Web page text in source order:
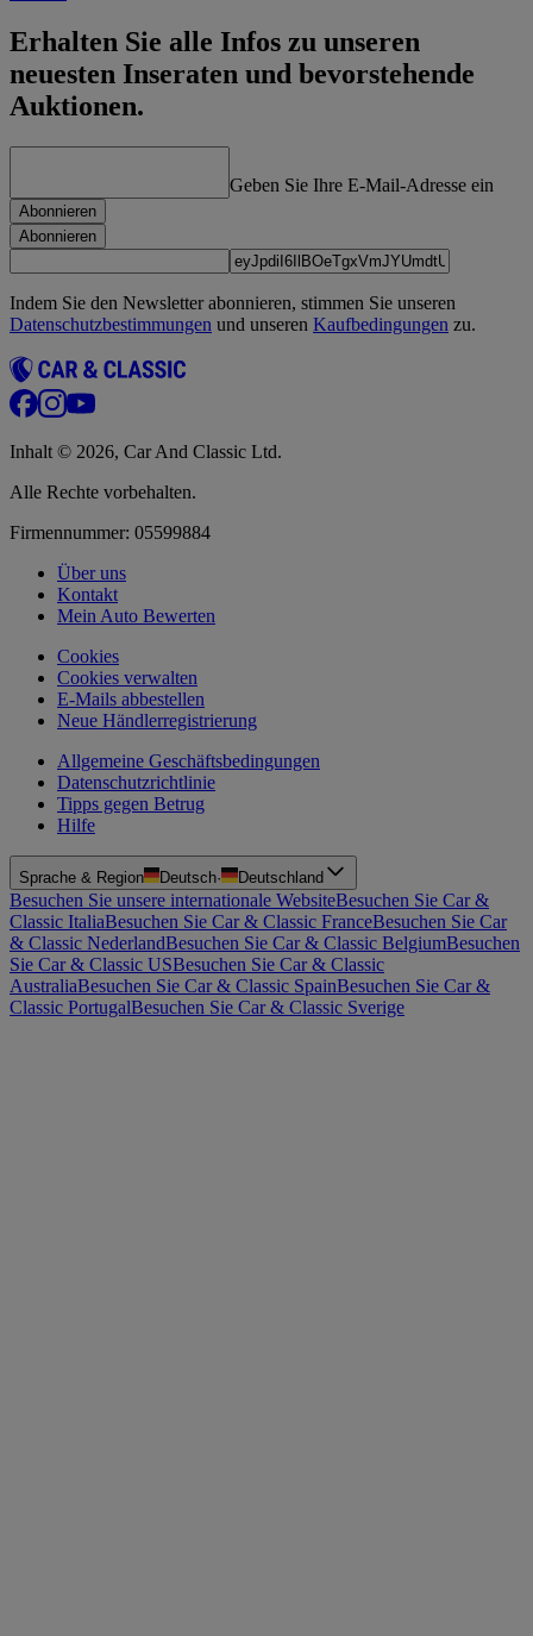
Erhalten Sie alle Infos zu unseren
neuesten Inseraten und bevorstehende
Auktionen.
Geben Sie Ihre E-Mail-Adresse ein
Abonnieren
Abonnieren
Indem Sie den Newsletter abonnieren, stimmen Sie unseren
Datenschutzbestimmungen und unseren Kaufbedingungen zu.
Inhalt © 2026, Car And Classic Ltd.
Alle Rechte vorbehalten.
Firmennummer: 05599884
Über uns
Kontakt
Mein Auto Bewerten
Cookies
Cookies verwalten
E-Mails abbestellen
Neue Händlerregistrierung
Allgemeine Geschäftsbedingungen
Datenschutzrichtlinie
Tipps gegen Betrug
Hilfe
Sprache & Region Deutsch· Deutschland
Besuchen Sie unsere internationale WebsiteBesuchen Sie Car &
Classic ItaliaBesuchen Sie Car & Classic FranceBesuchen Sie Car
& Classic NederlandBesuchen Sie Car & Classic BelgiumBesuchen
Sie Car & Classic USBesuchen Sie Car & Classic
AustraliaBesuchen Sie Car & Classic SpainBesuchen Sie Car &
Classic PortugalBesuchen Sie Car & Classic Sverige